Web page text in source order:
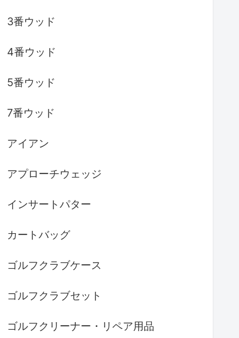
3番ウッド
4番ウッド
5番ウッド
7番ウッド
アイアン
アプローチウェッジ
インサートパター
カートバッグ
ゴルフクラブケース
ゴルフクラブセット
ゴルフクリーナー・リペア用品